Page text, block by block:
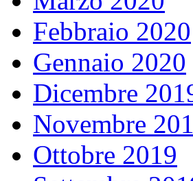
Febbraio 2020
Gennaio 2020
Dicembre
Novembre
Ottobre 2019